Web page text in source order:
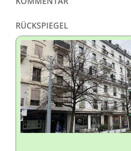
RÜCKSPIEGEL